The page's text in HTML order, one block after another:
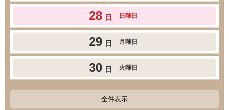
28 日 日曜日
29 日 月曜日
30 日 火曜日
全件表示